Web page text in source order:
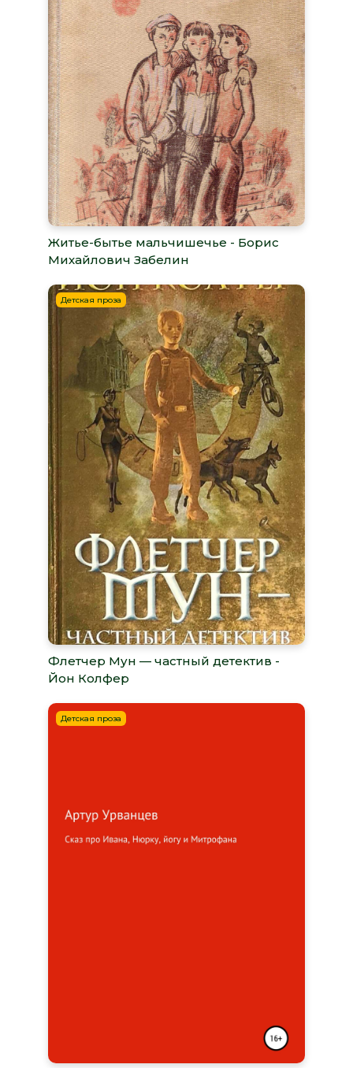
Житье-бытье мальчишечье - Борис
Михайлович Забелин
Детская проза
Флетчер Мун — частный детектив -
Йон Колфер
Детская проза